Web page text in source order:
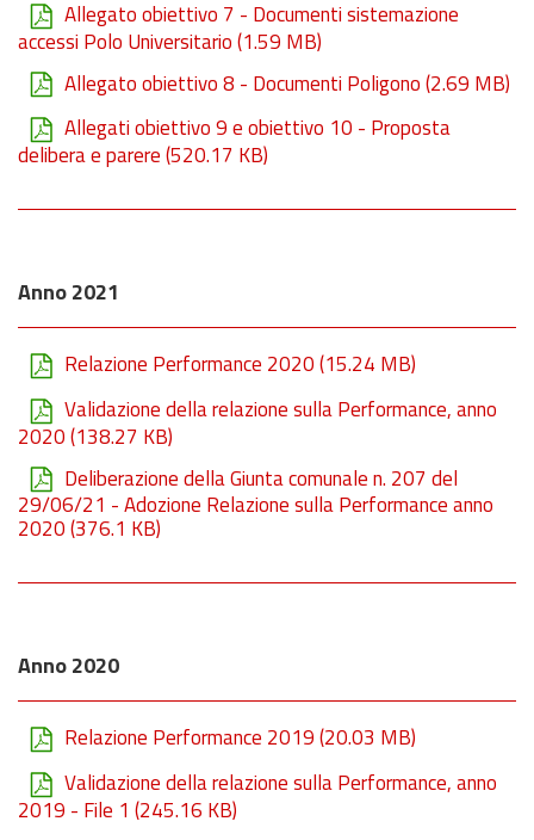
Allegato obiettivo 7 - Documenti sistemazione
accessi Polo Universitario(1.59 MB)
Allegato obiettivo 8 - Documenti Poligono(2.69 MB)
Allegati obiettivo 9 e obiettivo 10 - Proposta
delibera e parere(520.17 KB)
Anno 2021
Relazione Performance 2020(15.24 MB)
Validazione della relazione sulla Performance, anno
2020(138.27 KB)
Deliberazione della Giunta comunale n. 207 del
29/06/21 - Adozione Relazione sulla Performance anno
2020(376.1 KB)
Anno 2020
Relazione Performance 2019(20.03 MB)
Validazione della relazione sulla Performance, anno
2019 - File 1 (245.16 KB)